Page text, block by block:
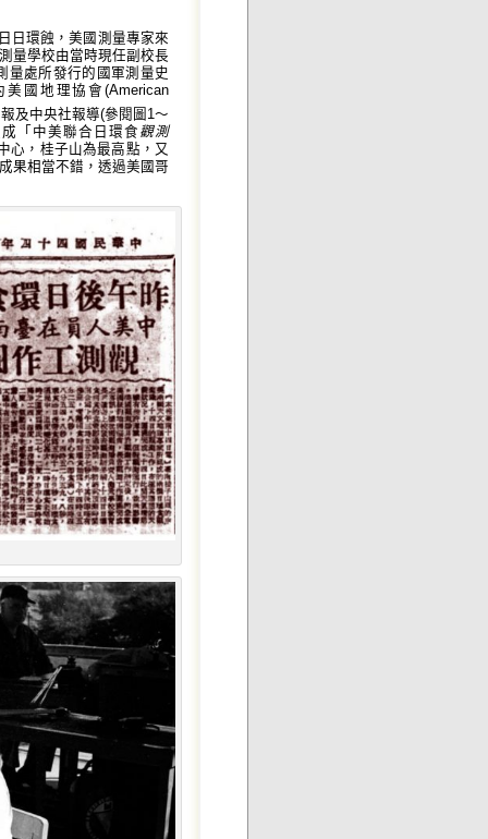
日環蝕，美國測量專家來
量學校由當時現任副校長
量處所發行的國軍測量史
國地理協會(American
及中央社報導(參閱圖1〜
「中美聯合日環食 觀測
心，桂子山為最高點，又
果相當不錯，透過美國哥